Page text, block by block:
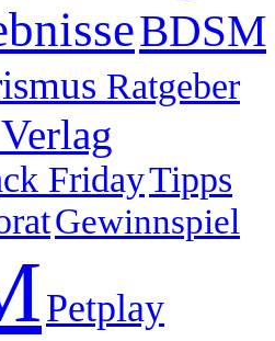
BDSM
Ratgeber
FridayTipps
Gewinnspiel
Petplay